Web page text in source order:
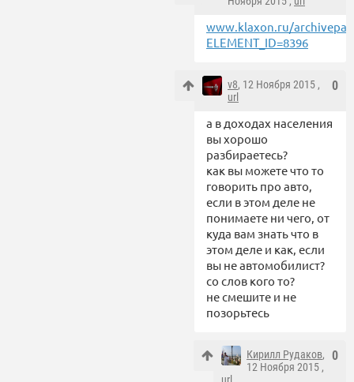
www.klaxon.ru/
ELEMENT_ID=8396
0
v8, 12 Ноября 2015 ,
url
а в доходах населения
вы хорошо
разбираетесь?
как вы можете что то
говорить про авто,
если в этом деле не
понимаете ни чего, от
куда вам знать что в
этом деле и как, если
вы не автомобилист?
со слов кого то?
не смешите и не
позорьтесь
0
Кирилл Рудаков,
12 Ноября 2015 ,